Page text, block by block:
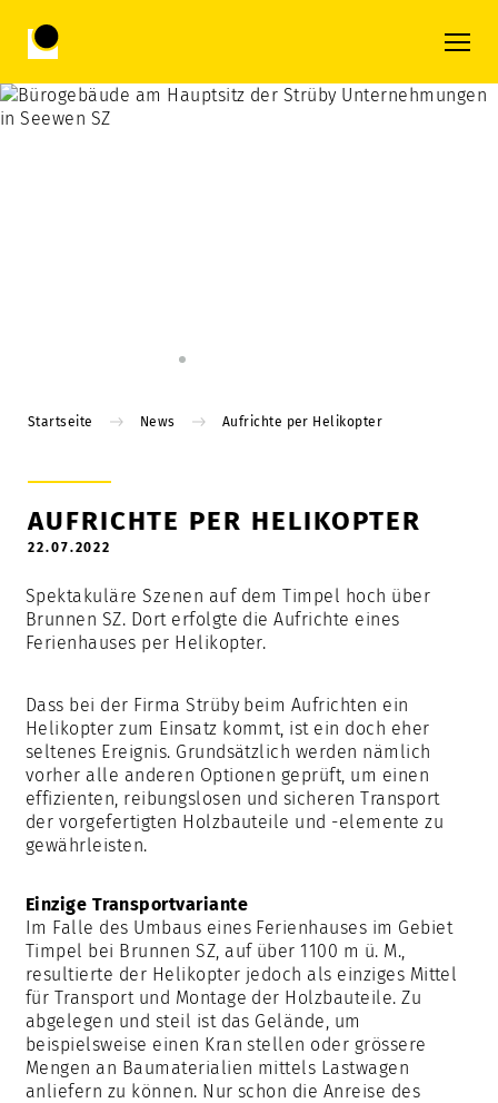
Startseite News Aufrichte per Helikopter
AUFRICHTE PER HELIKOPTER
22.07.2022
Spektakuläre Szenen auf dem Timpel hoch über
Brunnen SZ. Dort erfolgte die Aufrichte eines
Ferienhauses per Helikopter.
Dass bei der Firma Strüby beim Aufrichten ein
Helikopter zum Einsatz kommt, ist ein doch eher
seltenes Ereignis. Grundsätzlich werden nämlich
vorher alle anderen Optionen geprüft, um einen
effizienten, reibungslosen und sicheren Transport
der vorgefertigten Holzbauteile und -elemente zu
gewährleisten.
Einzige Transportvariante
Im Falle des Umbaus eines Ferienhauses im Gebiet
Timpel bei Brunnen SZ, auf über 1100 m ü. M.,
resultierte der Helikopter jedoch als einziges Mittel
für Transport und Montage der Holzbauteile. Zu
abgelegen und steil ist das Gelände, um
beispielsweise einen Kran stellen oder grössere
Mengen an Baumaterialien mittels Lastwagen
anliefern zu können. Nur schon die Anreise des